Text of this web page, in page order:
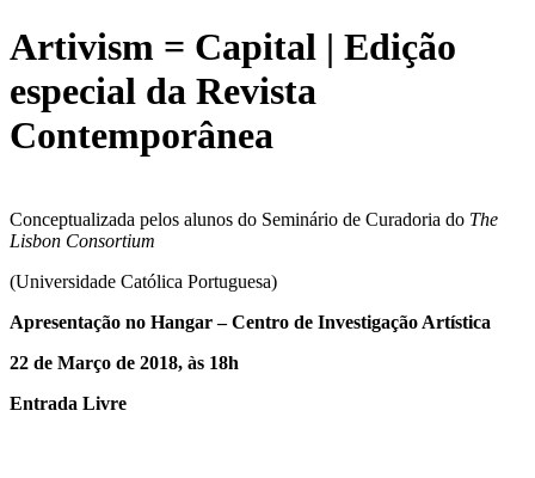
Artivism = Capital | Edição
especial da Revista
Contemporânea
Conceptualizada pelos alunos do Seminário de Curadoria do The
Lisbon Consortium
(Universidade Católica Portuguesa)
Apresentação no Hangar – Centro de Investigação Artística
22 de Março de 2018, às 18h
Entrada Livre